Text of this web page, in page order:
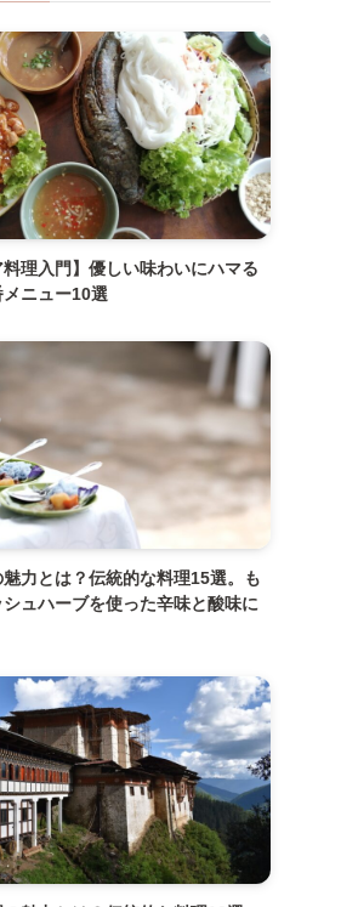
料理入門】優しい味わいにハマる
ニュー10選
力とは？伝統的な料理15選。も
ュハーブを使った辛味と酸味に